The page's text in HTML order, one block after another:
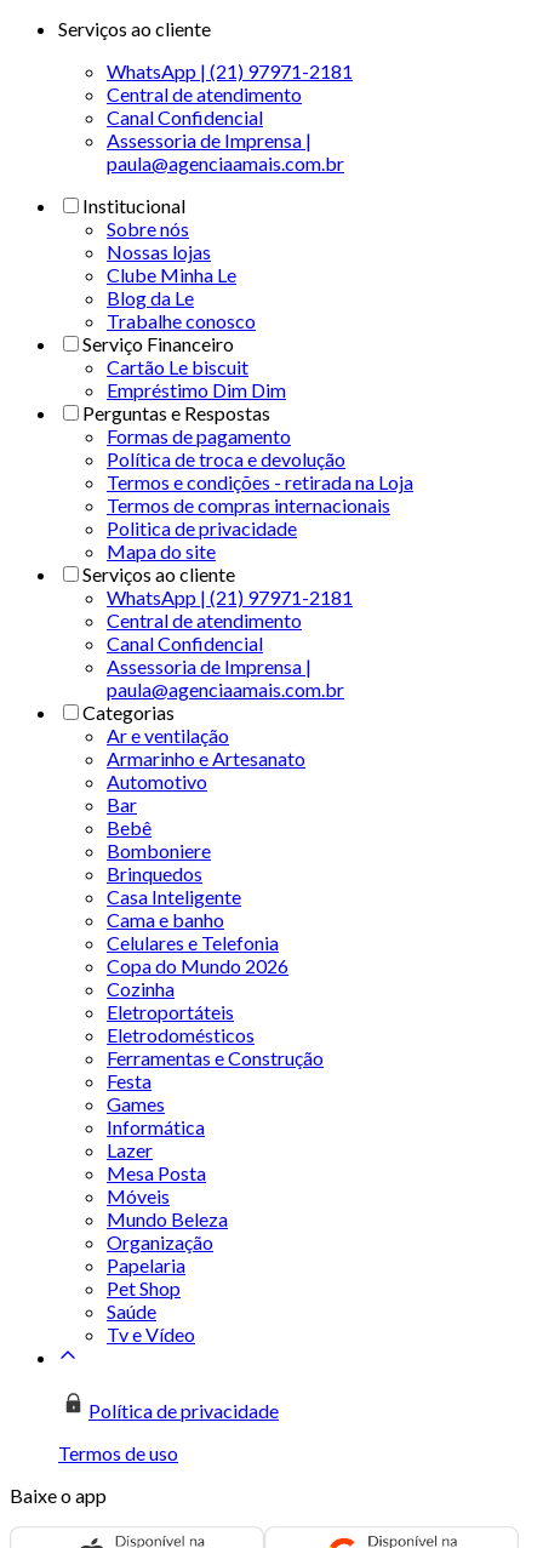
Serviços ao cliente
WhatsApp | (21) 97971-2181
Central de atendimento
Canal Confidencial
Assessoria de Imprensa |
paula@agenciaamais.com.br
Institucional
Sobre nós
Nossas lojas
Clube Minha Le
Blog da Le
Trabalhe conosco
Serviço Financeiro
Cartão Le biscuit
Empréstimo Dim Dim
Perguntas e Respostas
Formas de pagamento
Política de troca e devolução
Termos e condições - retirada na Loja
Termos de compras internacionais
Politica de privacidade
Mapa do site
Serviços ao cliente
WhatsApp | (21) 97971-2181
Central de atendimento
Canal Confidencial
Assessoria de Imprensa |
paula@agenciaamais.com.br
Categorias
Ar e ventilação
Armarinho e Artesanato
Automotivo
Bar
Bebê
Bomboniere
Brinquedos
Casa Inteligente
Cama e banho
Celulares e Telefonia
Copa do Mundo 2026
Cozinha
Eletroportáteis
Eletrodomésticos
Ferramentas e Construção
Festa
Games
Informática
Lazer
Mesa Posta
Móveis
Mundo Beleza
Organização
Papelaria
Pet Shop
Saúde
Tv e Vídeo
Política de privacidade
Termos de uso
Baixe o app